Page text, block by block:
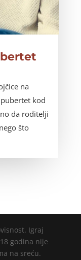
na
kod
da roditelji
što
Igraj
godina nije
na sreću.